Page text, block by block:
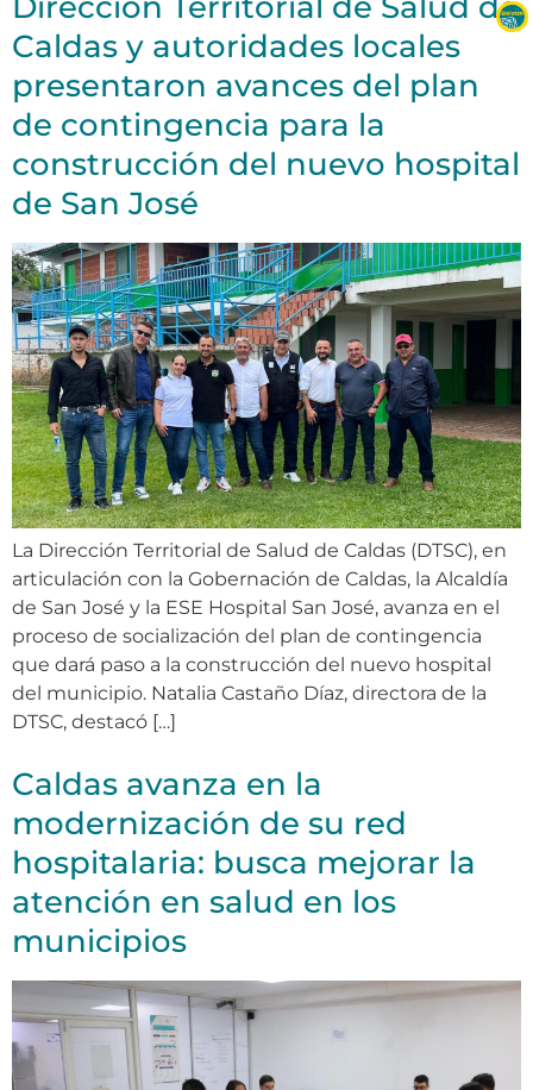
Caldas y autoridades locales
presentaron avances del plan
de contingencia para la
construcción del nuevo hospital
de San José
La Dirección Territorial de Salud de Caldas (DTSC), en
articulación con la Gobernación de Caldas, la Alcaldía
de San José y la ESE Hospital San José, avanza en el
proceso de socialización del plan de contingencia
que dará paso a la construcción del nuevo hospital
del municipio. Natalia Castaño Díaz, directora de la
DTSC, destacó […]
Caldas avanza en la
modernización de su red
hospitalaria: busca mejorar la
atención en salud en los
municipios